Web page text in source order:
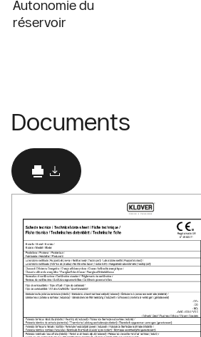
Autonomie du
réservoir
Documents